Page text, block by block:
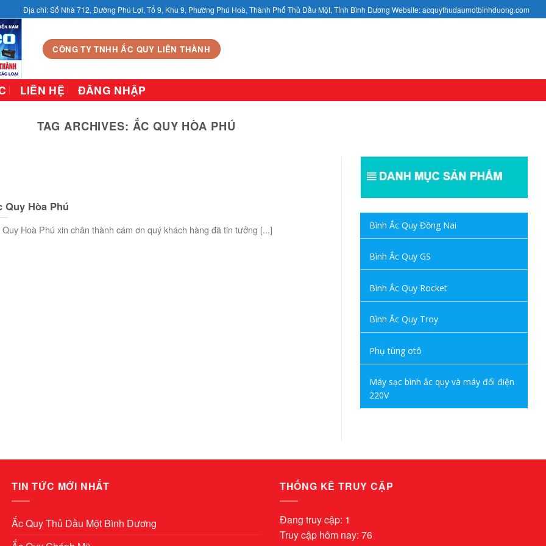
Địa chỉ: Số Nhà 712, Đường Phú Lợi, Tổ 9, Khu 9, Phường Phú Hoà, Thành Phố Thủ Dầu Một, Tỉnh Bình Dương Website: acquythudaumotbinhduong.com
CÔNG TY TNHH ẮC QUY LIÊN THÀNH
LIÊN HỆ ĐĂNG NHẬP
TAG ARCHIVES: ẮC QUY HÒA PHÚ
Quy Hòa Phú
Hoà Phú xin chân thành cám ơn quý khách hàng đã tin tưởng [...] Bình Ắc Quy Đồng Nai
Bình Ắc Quy GS
Bình Ắc Quy Rocket
Bình Ắc Quy Troy
Phụ tùng otô
Máy sạc bình ắc quy và máy đổi điện
220V
TIN TỨC MỚI NHẤT
Ắc Quy Thủ Dầu Một Bình Dương
THỐNG KÊ TRUY CẬP
Đang truy cập: 1
Truy cập hôm nay: 76